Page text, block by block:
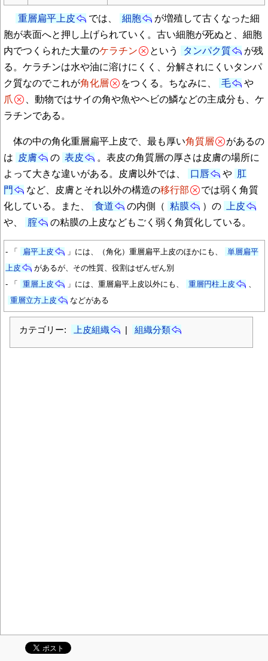
重層扁平上皮 では、 細胞
が増殖して古くなった細
胞が表面へと押し上げられていく。古い細胞が死ぬと、細胞
内でつくられた大量のケラチン という タンパク質
が残
る。ケラチンは水や油に溶けにくく、分解されにくいタンパ
ク質なのでこれが角化層 をつくる。ちなみに、 毛
や
爪
、動物ではサイの角や魚やヘビの鱗などの主成分も、ケ
ラチンである。
体の中の角化重層扁平上皮で、最も厚い角質層
があるの
は
皮膚 の 表皮
。表皮の角質層の厚さは皮膚の場所に
よって大きな違いがある。皮膚以外では、
口唇 や 肛
門
など、皮膚とそれ以外の構造の移行部
では弱く角質
化している。また、
食道 の内側（ 粘膜 ）の
上皮
や、
腟 の粘膜の上皮などもごく弱く角質化している。
- 「 扁平上皮 」には、（角化）重層扁平上皮のほかにも、
単層扁平
上皮
があるが、その性質、役割はぜんぜん別
- 「
重層上皮 」には、重層扁平上皮以外にも、 重層円柱上皮
、
重層立方上皮
などがある
カテゴリー: 上皮組織 | 組織分類